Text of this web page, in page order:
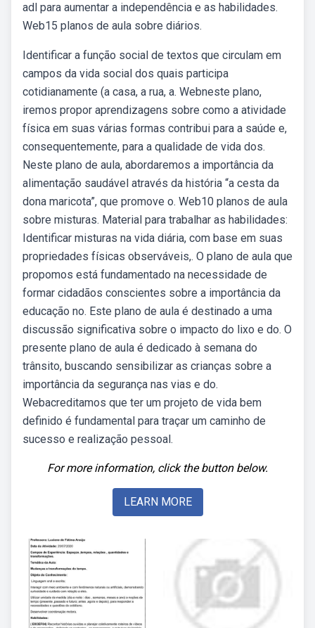
adl para aumentar a independência e as habilidades.
Web15 planos de aula sobre diários.
Identificar a função social de textos que circulam em
campos da vida social dos quais participa
cotidianamente (a casa, a rua, a. Webneste plano,
iremos propor aprendizagens sobre como a atividade
física em suas várias formas contribui para a saúde e,
consequentemente, para a qualidade de vida dos.
Neste plano de aula, abordaremos a importância da
alimentação saudável através da história “a cesta da
dona maricota”, que promove o. Web10 planos de aula
sobre misturas. Material para trabalhar as habilidades:
Identificar misturas na vida diária, com base em suas
propriedades físicas observáveis,. O plano de aula que
propomos está fundamentado na necessidade de
formar cidadãos conscientes sobre a importância da
educação no. Este plano de aula é destinado a uma
discussão significativa sobre o impacto do lixo e do. O
presente plano de aula é dedicado à semana do
trânsito, buscando sensibilizar as crianças sobre a
importância da segurança nas vias e do.
Webacreditamos que ter um projeto de vida bem
definido é fundamental para traçar um caminho de
sucesso e realização pessoal.
For more information, click the button below.
LEARN MORE